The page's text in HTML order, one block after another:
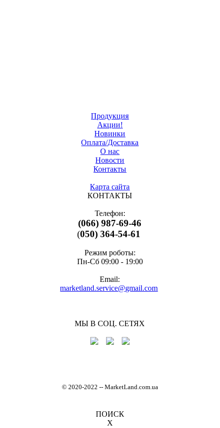
Продукция
Акции!
Новинки
Оплата/Доставка
О нас
Новости
Контакты
Карта сайта
КОНТАКТЫ
Телефон:
(066) 987-69-46
(050) 364-54-61
Режим роботы:
Пн-Cб 09:00 - 19:00
Email:
marketland.service@gmail.com
МЫ В СОЦ. СЕТЯХ
© 2020-2022 -- MarketLand.com.ua
ПОИСК
X